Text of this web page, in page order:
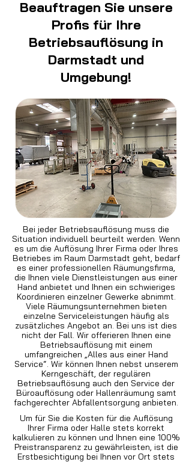
Beauftragen Sie unsere
Profis für Ihre
Betriebsauflösung in
Darmstadt und
Umgebung!
Bei jeder Betriebsauflösung muss die
Situation individuell beurteilt werden. Wenn
es um die Auflösung Ihrer Firma oder Ihres
Betriebes im Raum Darmstadt geht, bedarf
es einer professionellen Räumungsfirma,
die Ihnen viele Dienstleistungen aus einer
Hand anbietet und Ihnen ein schwieriges
Koordinieren einzelner Gewerke abnimmt.
Viele Räumungsunternehmen bieten
einzelne Serviceleistungen häufig als
zusätzliches Angebot an. Bei uns ist dies
nicht der Fall. Wir offerieren Ihnen eine
Betriebsauflösung mit einem
umfangreichen „Alles aus einer Hand
Service“. Wir können Ihnen nebst unserem
Kerngeschäft, der regulären
Betriebsauflösung auch den Service der
Büroauflösung oder Hallenräumung samt
fachgerechter Abfallentsorgung anbieten.
Um für Sie die Kosten für die Auflösung
Ihrer Firma oder Halle stets korrekt
kalkulieren zu können und Ihnen eine 100%
Preistransparenz zu gewährleisten, ist die
Erstbesichtigung bei Ihnen vor Ort stets